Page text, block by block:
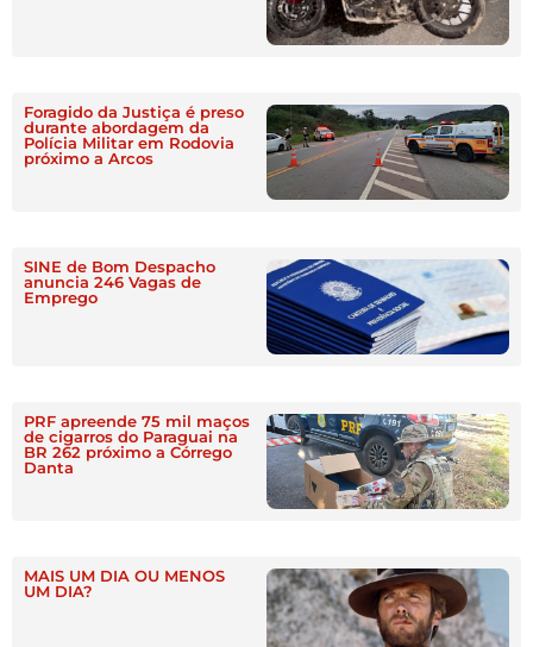
Foragido da Justiça é preso
durante abordagem da
Polícia Militar em Rodovia
próximo a Arcos
SINE de Bom Despacho
anuncia 246 Vagas de
Emprego
PRF apreende 75 mil maços
de cigarros do Paraguai na
BR 262 próximo a Córrego
Danta
MAIS UM DIA OU MENOS
UM DIA?